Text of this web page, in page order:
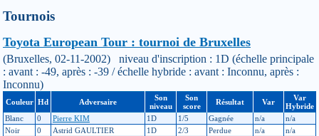
Tournois
Toyota European Tour : tournoi de Bruxelles
(Bruxelles, 02-11-2002) niveau d'inscription : 1D (échelle principale
: avant : -49, après : -39 / échelle hybride : avant : Inconnu, après :
Inconnu)
Couleur Hd Adversaire
Son
niveau
Son
score
Résultat Var
Var
Hybride
Blanc
0 Pierre KIM 1D 1/5 Gagnée n/a
n/a
Noir
0 Astrid GAULTIER 1D 2/3 Perdue n/a
n/a